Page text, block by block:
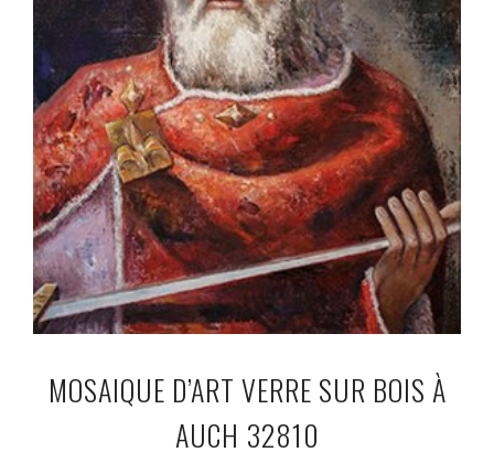
MOSAIQUE D’ART VERRE SUR BOIS À
AUCH 32810